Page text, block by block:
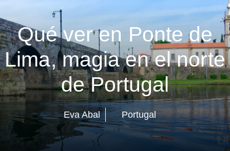
Qué ver en Ponte de
Lima, magia en el norte
de Portugal
Eva Abal Portugal